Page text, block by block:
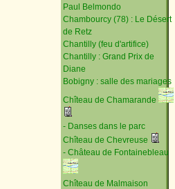
Paul Belmondo
Chambourcy (78) : Le Désert
de Retz
Chantilly (feu d'artifice)
Chantilly : Grand Prix de
Diane
Bobigny : salle des mariages
Chîteau de Chamarande
- Danses dans le parc
Chîteau de Chevreuse
- Château de Fontainebleau
Chîteau de Malmaison